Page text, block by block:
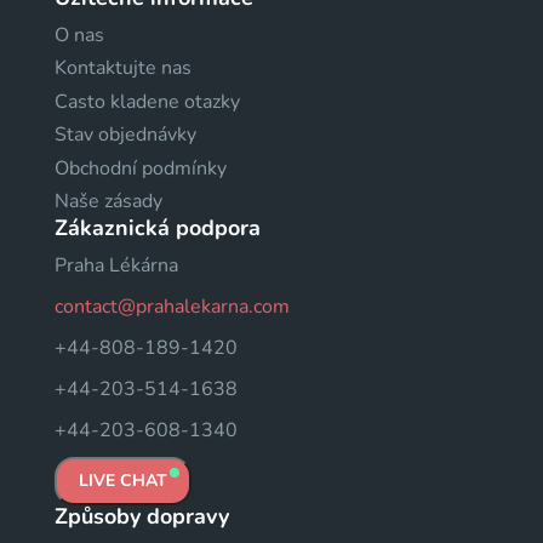
O nas
Kontaktujte nas
Casto kladene otazky
Stav objednávky
Obchodní podmínky
Naše zásady
Zákaznická podpora
Praha Lékárna
contact@prahalekarna.com
+44-808-189-1420
+44-203-514-1638
+44-203-608-1340
LIVE CHAT
Způsoby dopravy